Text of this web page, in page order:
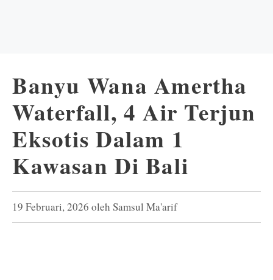
Banyu Wana Amertha
Waterfall, 4 Air Terjun
Eksotis Dalam 1
Kawasan Di Bali
19 Februari, 2026 oleh Samsul Ma'arif